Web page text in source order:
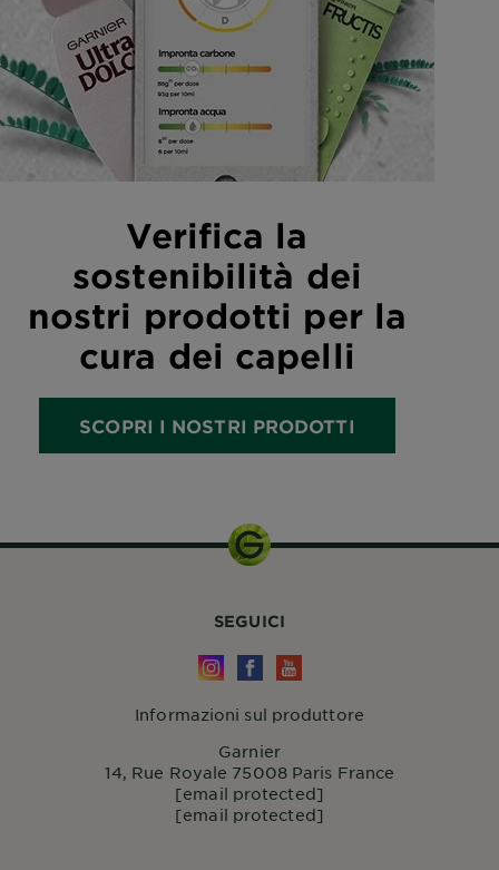
Verifica la
sostenibilità dei
nostri prodotti per la
cura dei capelli
SCOPRI I NOSTRI PRODOTTI
SEGUICI
Informazioni sul produttore
Garnier
14, Rue Royale 75008 Paris France
[email protected]
[email protected]